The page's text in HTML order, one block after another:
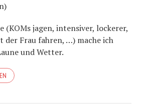
(KOMs jagen, intensiver, lockerer,
der Frau fahren, …) mache ich
und Wetter.